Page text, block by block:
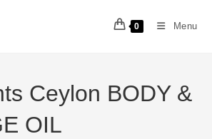
0 Menu
Ceylon BODY &
OIL